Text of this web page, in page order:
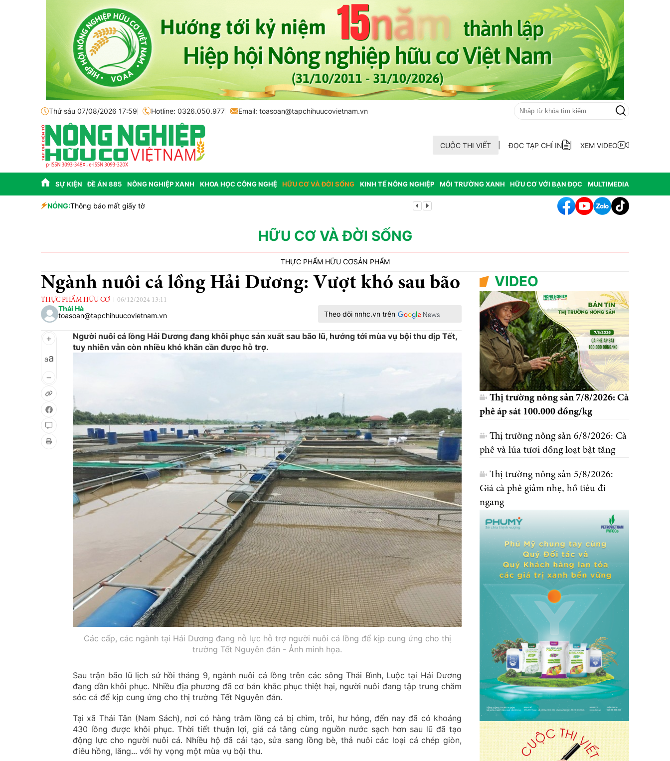
Thứ sáu 07/08/2026 17:59 Hotline: 0326.050.977 Email: toasoan@tapchihuucovietnam.vn
CUỘC THI VIẾT ĐỌC TẠP CHÍ IN XEM VIDEO
SỰ KIỆN ĐỀ ÁN 885 NÔNG NGHIỆP XANH KHOA HỌC CÔNG NGHỆ HỮU CƠ VÀ ĐỜI SỐNG KINH TẾ NÔNG NGHIỆP MÔI TRƯỜNG XANH HỮU CƠ VỚI BẠN ĐỌC MULTIMEDIA
NÓNG:Thông báo mất giấy tờ Lâm Đồng: Không hợp thức hóa diện tích đất vi phạm có nguồn gốc từ phá rừng
HỮU CƠ VÀ ĐỜI SỐNG
THỰC PHẨM HỮU CƠSẢN PHẨM
Ngành nuôi cá lồng Hải Dương: Vượt khó sau bão
THỰC PHẨM HỮU CƠ 06/12/2024 13:11
Thái Hà
toasoan@tapchihuucovietnam.vn
Theo dõi nnhc.vn trên
aa
Người nuôi cá lồng Hải Dương đang khôi phục sản xuất sau bão lũ, hướng tới mùa vụ bội thu dịp Tết,
tuy nhiên vẫn còn nhiều khó khăn cần được hỗ trợ.
Các cấp, các ngành tại Hải Dương đang nỗ lực hỗ trợ người nuôi cá lồng để kịp cung ứng cho thị
trường Tết Nguyên đán - Ảnh minh họa.
Sau trận bão lũ lịch sử hồi tháng 9, ngành nuôi cá lồng trên các sông Thái Bình, Luộc tại Hải Dương
đang dần khôi phục. Nhiều địa phương đã cơ bản khắc phục thiệt hại, người nuôi đang tập trung chăm
sóc cá để kịp cung ứng cho thị trường Tết Nguyên đán.
Tại xã Thái Tân (Nam Sách), nơi có hàng trăm lồng cá bị chìm, trôi, hư hỏng, đến nay đã có khoảng
430 lồng được khôi phục. Thời tiết thuận lợi, giá cá tăng cùng nguồn nước sạch hơn sau lũ đã tạo
động lực cho người nuôi cá. Nhiều hộ đã cải tạo, sửa sang lồng bè, thả nuôi các loại cá chép giòn,
điêu hồng, lăng... với hy vọng một mùa vụ bội thu.
VIDEO
Thị trường nông sản 7/8/2026: Cà
phê áp sát 100.000 đồng/kg
Thị trường nông sản 6/8/2026: Cà
phê và lúa tươi đồng loạt bật tăng
Thị trường nông sản 5/8/2026:
Giá cà phê giảm nhẹ, hồ tiêu đi
ngang